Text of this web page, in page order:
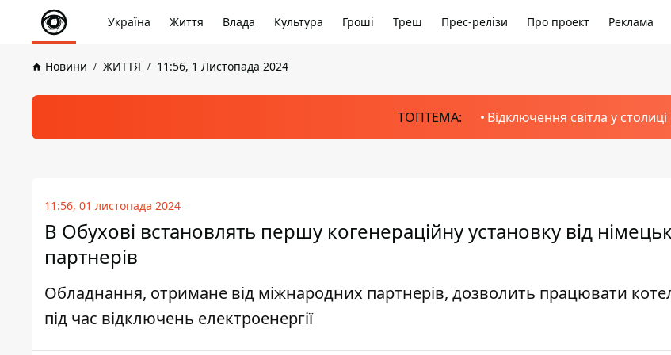
Україна Життя Влада Культура Гроші Треш Прес-релізи Про проект Реклама
Новини ЖИТТЯ 11:56, 1 Листопада 2024
ТОПТЕМА: Відключення світла у столиці
11:56, 01 листопада 2024
В Обухові встановлять першу когенераційну установку від
партнерів
Обладнання, отримане від міжнародних партнерів, дозволить працювати
під час відключень електроенергії